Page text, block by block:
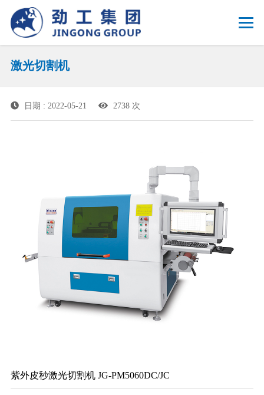
激光切割机
日期 : 2022-05-21 2738 次
紫外皮秒激光切割机 JG-PM5060DC/JC